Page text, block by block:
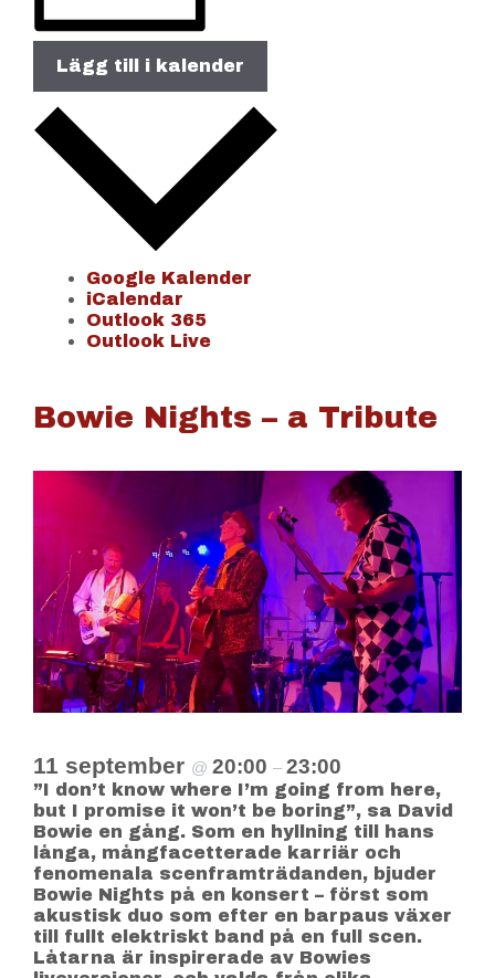
Lägg till i kalender
Google Kalender
iCalendar
Outlook 365
Outlook Live
Bowie Nights – a Tribute
11 september @ 20:00 – 23:00
”I don’t know where I’m going from here,
but I promise it won’t be boring”, sa David
Bowie en gång. Som en hyllning till hans
långa, mångfacetterade karriär och
fenomenala scenframträdanden, bjuder
Bowie Nights på en konsert – först som
akustisk duo som efter en barpaus växer
till fullt elektriskt band på en full scen.
Låtarna är inspirerade av Bowies